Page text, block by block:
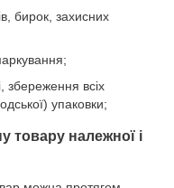
бирок, захисних
збереження всіх
упаковки;
товару належної і